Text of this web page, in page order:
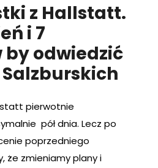
z Hallstatt.
i 7
by odwiedzić
pierwotnie
pół dnia. Lecz po
poprzedniego
że zmieniamy plany i